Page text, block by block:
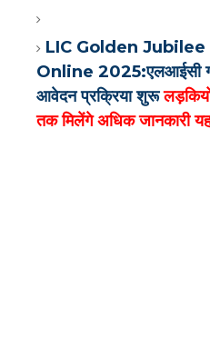
LIC Golden
Online 2025:एलआईसी
आवेदन प्रक्रिया शुरू
तक मिलेंगे अधिक जानकारी